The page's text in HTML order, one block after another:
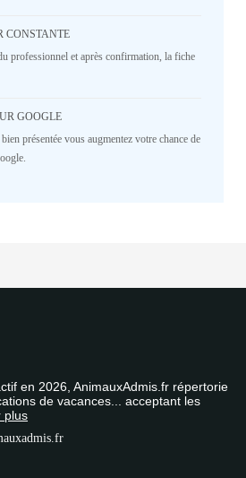
CONSTANTE
professionnel et après confirmation, la fiche
GOOGLE
présentée vous augmentez votre chance de
en 2026, AnimauxAdmis.fr répertorie
de vacances... acceptant les
plus